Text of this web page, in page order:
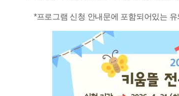
*​프로그램 신청 안내문에 포함되어있는